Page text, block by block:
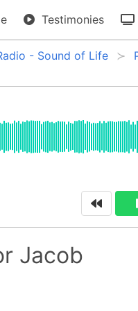
Testimonies
- Sound of Life
Jacob